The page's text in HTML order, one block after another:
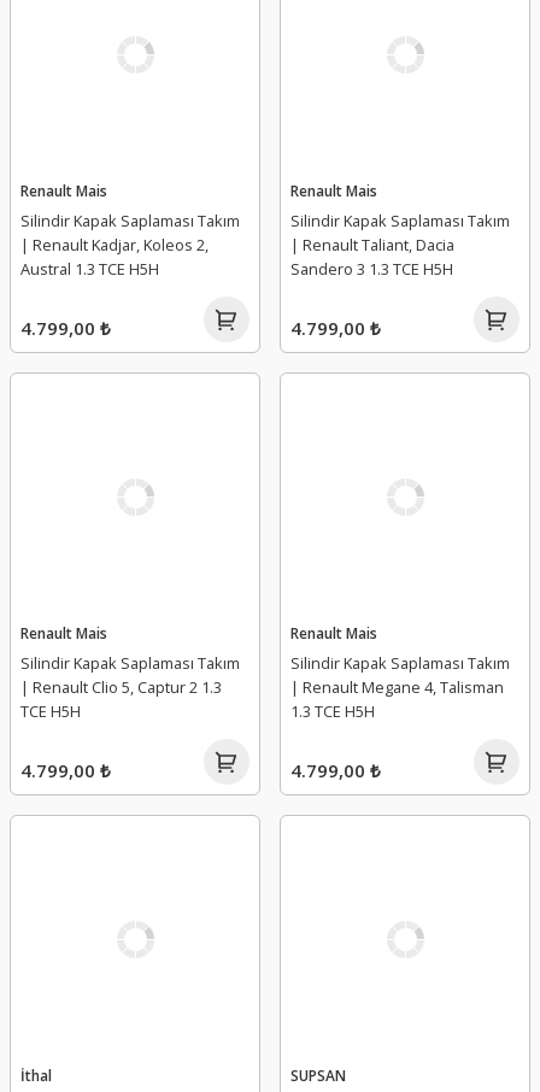
Renault Mais
Silindir Kapak Saplaması Takım
| Renault Kadjar, Koleos 2,
Austral 1.3 TCE H5H
4.799,00 ₺
Renault Mais
Silindir Kapak Saplaması Takım
| Renault Taliant, Dacia
Sandero 3 1.3 TCE H5H
4.799,00 ₺
Renault Mais
Silindir Kapak Saplaması Takım
| Renault Clio 5, Captur 2 1.3
TCE H5H
4.799,00 ₺
Renault Mais
Silindir Kapak Saplaması Takım
| Renault Megane 4, Talisman
1.3 TCE H5H
4.799,00 ₺
İthal SUPSAN